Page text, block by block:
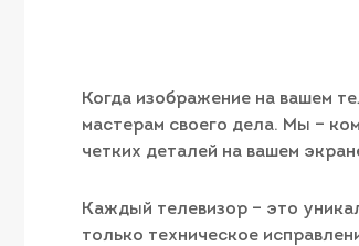
Когда изображение на вашем
мастерам своего дела. Мы –
четких деталей на вашем
Каждый телевизор – это
только техническое